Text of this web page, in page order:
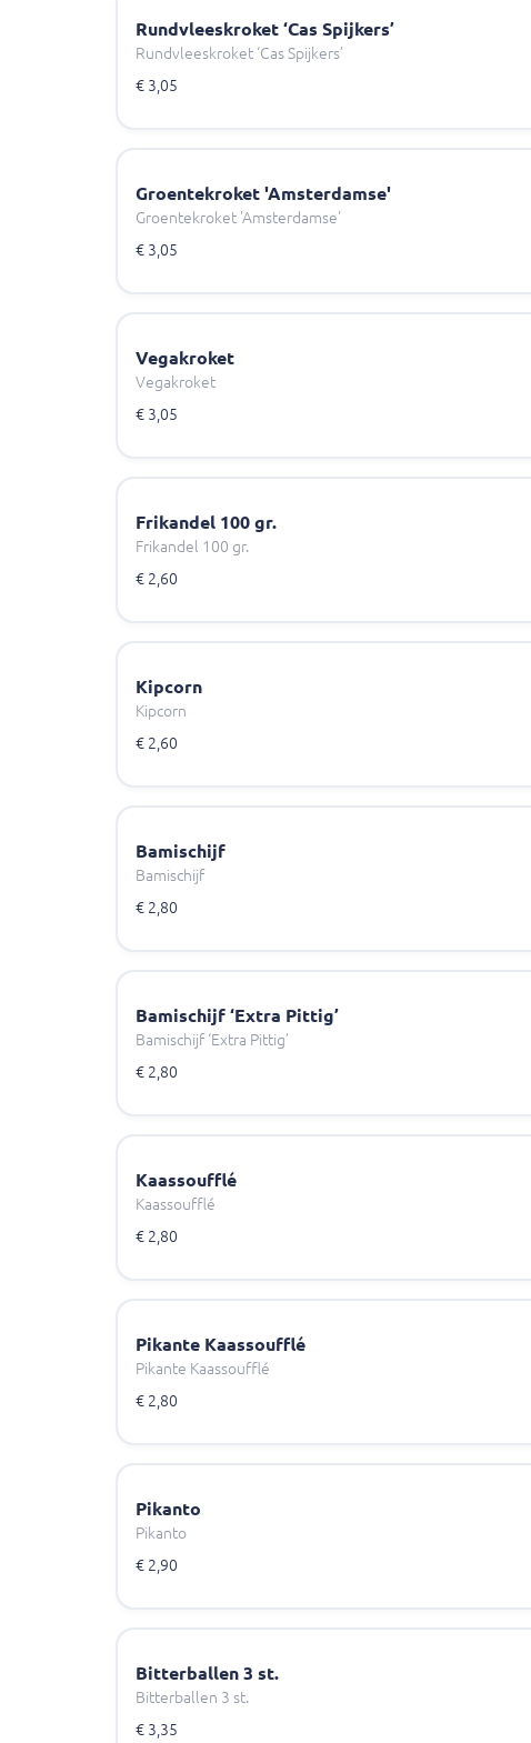
Rundvleeskroket ‘Cas Spijkers’
Rundvleeskroket ‘Cas Spijkers’
€ 3,05
Groentekroket 'Amsterdamse'
Groentekroket 'Amsterdamse'
€ 3,05
Vegakroket
Vegakroket
€ 3,05
Frikandel 100 gr.
Frikandel 100 gr.
€ 2,60
Kipcorn
Kipcorn
€ 2,60
Bamischijf
Bamischijf
€ 2,80
Bamischijf ‘Extra Pittig’
Bamischijf ‘Extra Pittig’
€ 2,80
Kaassoufflé
Kaassoufflé
€ 2,80
Pikante Kaassoufflé
Pikante Kaassoufflé
€ 2,80
Pikanto
Pikanto
€ 2,90
Bitterballen 3 st.
Bitterballen 3 st.
€ 3,35